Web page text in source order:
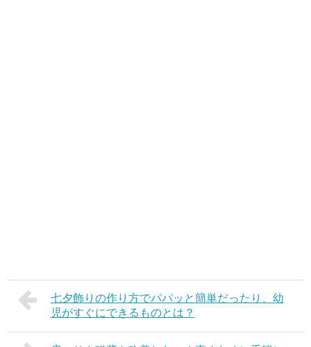
七夕飾りの作り方でパパッと簡単だったり、幼
児がすぐにできるものとは？